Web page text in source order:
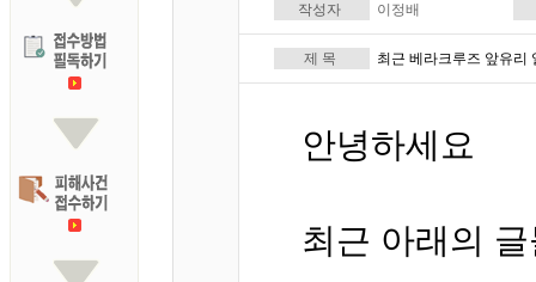
작성자 이정배
제 목 최근 베라크루즈 앞유리
안녕하세요
최근 아래의